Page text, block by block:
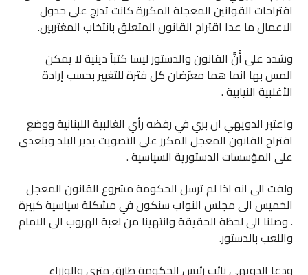
اقتراحات القوانين المعجلة المكررة كانت تدرج على جدول
الاعمال ما عدا اقتراح القانون المتعلق بانتخاب المغتربين.
وشدد على أَنَّ القانون والدستور ليسا كتباً دينية لا يمكن
المس بها انما هما معرّضان كل فترة للتغيير بحسب إرادة
الأغلبية النيابية .
واعتبر الدويهي ان بري في رفضه رأي الغالبية اللبنانية ووضع
اقتراح القانون المعجل المكرر على التصويت يدير البلد ويتعدى
على المؤسسات الدستورية السياسية .
ولفت الى انه اذا لم ترسل الحكومة مشروع القانون المعجل
الخميس الى مجلس النواب سنكون في مشكلة سياسية كبيرة
. وصلنا الى لحظة الحقيقة وانتهينا من لعبة الهروب الى الامام
واللعب بالدستور.
ودعا الدويهي نائب رئيس الحكومة طارق متري والوزراء